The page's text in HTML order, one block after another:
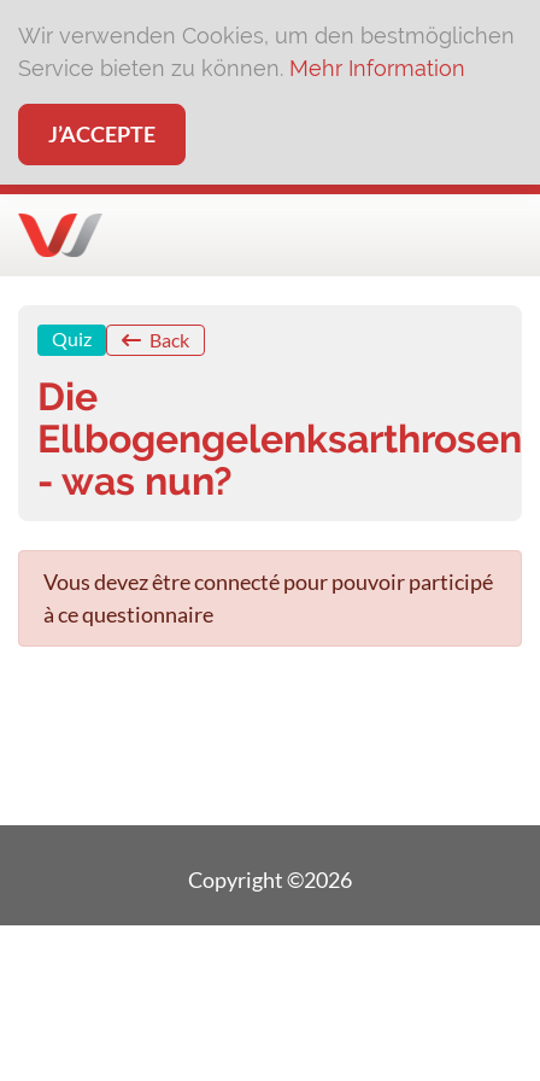
Wir verwenden Cookies, um den bestmöglichen
Service bieten zu können. Mehr Information
J’ACCEPTE
Quiz Back
Die
Ellbogengelenksarthrosen
- was nun?
Vous devez être connecté pour pouvoir participé
à ce questionnaire
Copyright ©2026